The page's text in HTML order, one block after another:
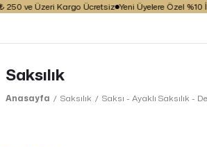
Üzeri Kargo Ücretsiz Yeni Üyelere Özel %10
Saksılık
Anasayfa Saksılık Saksı - Ayaklı Saksılık -